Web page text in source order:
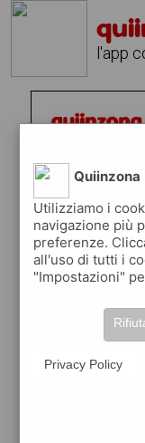
l'app
Quiinzona
Utilizziamo i
navigazione più
preferenze.
all'uso di tutti i
"Impostazioni"
Privacy Policy